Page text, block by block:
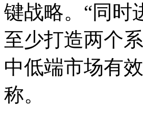
键战略。 “同时
至少打造两个
中低端市场有
称。